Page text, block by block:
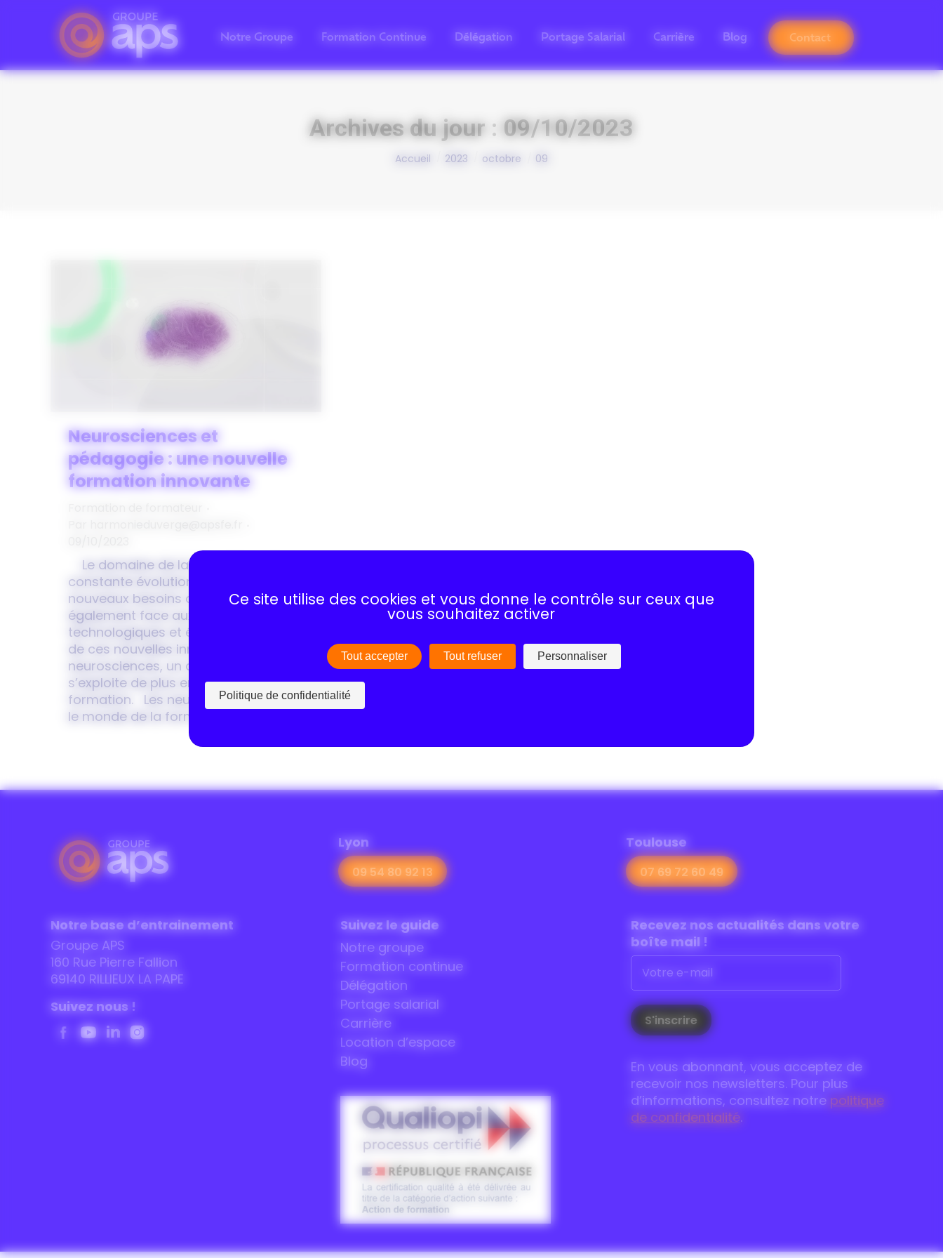
Notre Groupe Formation Continue Délégation Portage Salarial Carrière Blog Contact
Archives du jour : 09/10/2023
Vous êtes ici :
Accueil 2023 octobre 09
Neurosciences et
pédagogie : une nouvelle
formation innovante
Le domaine de la formation est en
constante évolution. Il s’adapte aux
nouveaux besoins de la société mais
également face aux innovations
technologiques et économiques. Une
de ces nouvelles innovations sont les
neurosciences, un domaine qui
s’exploite de plus en plus dans la
formation. Les neurosciences dans
le monde de la formation…
Lyon
09 54 80 92 13
Toulouse
07 69 72 60 49
Notre base d’entrainement
Groupe APS
160 Rue Pierre Fallion
69140 RILLIEUX LA PAPE
Suivez nous !
Suivez le guide
Notre groupe
Formation continue
Délégation
Portage salarial
Carrière
Location d’espace
Blog
Recevez nos actualités dans votre
boîte mail !
En vous abonnant, vous acceptez de
recevoir nos newsletters. Pour plus
d’informations, consultez notre politique
de confidentialité.
Panneau de gestion des cookies
Ce site utilise des cookies et vous donne le contrôle sur ceux que
vous souhaitez activer
Tout accepter Tout refuser Personnaliser
Politique de confidentialité